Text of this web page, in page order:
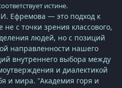
истине.
Ефремова — это подход к
не с точки зрения классового,
людей, но с позиций
направленности нашего
внутреннего выбора между
и диалектикой
и мира. "Академия горя и